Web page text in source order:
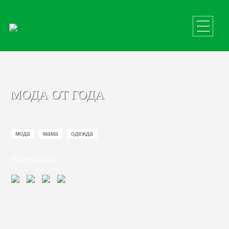
МОДА ОТ ГОДА
мода мама одежда